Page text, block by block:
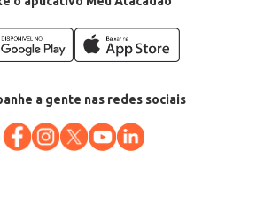
a gente nas redes sociais